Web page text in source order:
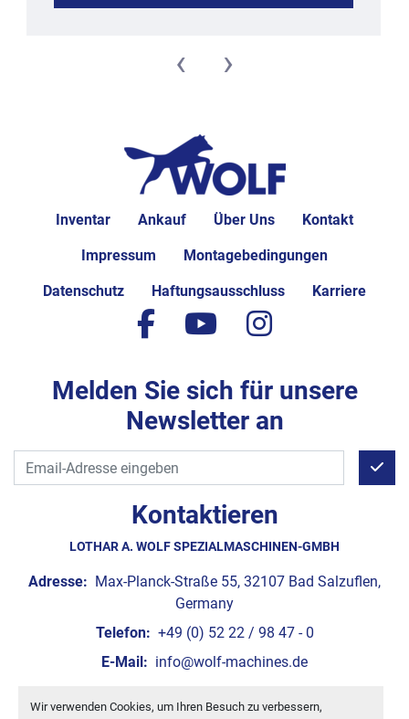
Wir verwenden Cookies, um Ihren Besuch zu verbessern,
‹ ›
Inventar Ankauf Über Uns Kontakt
Impressum Montagebedingungen
Datenschutz Haftungsausschluss Karriere
Kontaktieren
LOTHAR A. WOLF SPEZIALMASCHINEN-GMBH
Adresse: Max-Planck-Straße 55, 32107 Bad Salzuflen,
Germany
Telefon: +49 (0) 52 22 / 98 47 - 0
E-Mail: info@wolf-machines.de
Cookie-Einstellungen
facebook
youtubeinstagram
Melden Sie sich für unsere
Newsletter an